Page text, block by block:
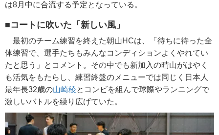
は8月中に合流する予定となっている。
■コートに吹いた「新しい風」
最初のチーム練習を終えた朝山HCは、「待ちに待った全
体練習で、選手たちもみんなコンディションよくやれてい
たと思う」とコメント。その中でも新加入の晴山がはやく
も活気をもたらし、練習終盤のメニューでは同じく日本人
最年長32歳の山崎稜とコンビを組んで球際やランニングで
激しいバトルを繰り広げていた。